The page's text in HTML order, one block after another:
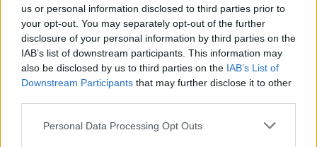
us or personal information disclosed to third parties prior to
your opt-out. You may separately opt-out of the further
disclosure of your personal information by third parties on the
IAB’s list of downstream participants. This information may
also be disclosed by us to third parties on the IAB’s List of
Downstream Participants that may further disclose it to other
Personal Data Processing Opt Outs
Reveka Devolskytė
Pasaulio langų valymo